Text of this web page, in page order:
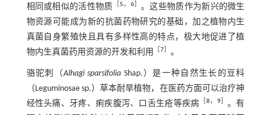
相同或相似的活性物质
5， 6］ 。这些物质作为新兴的微生
物资源可能成为新的抗菌药物研究的基础，加之植物内生
真菌自身繁殖快且具有多样性高的特点，极大地促进了植
物内生真菌药用资源的开发和利用
7］ 。
骆驼刺（Alhagi sparsifolia Shap.）是一种自然生长的豆科
（Leguminosae sp.）草本耐旱植物，在医药方面可以治疗神
经性头痛、牙疼、痢疾腹泻、口舌生疮等疾病
8， 9］ 。有